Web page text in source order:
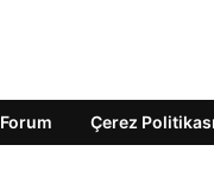
Forum Çerez Politikası